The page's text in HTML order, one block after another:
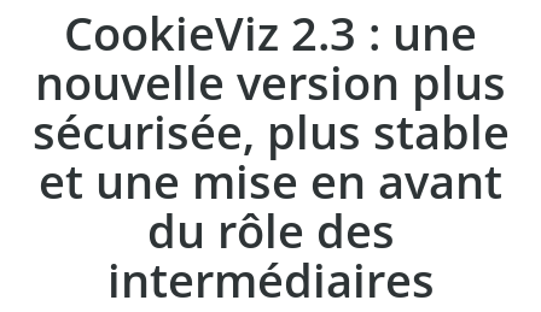
CookieViz 2.3 : une
nouvelle version plus
sécurisée, plus stable
et une mise en avant
du rôle des
intermédiaires